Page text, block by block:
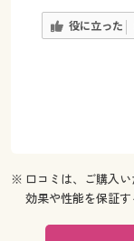
役に立った
※ 口コミは、ご購入
効果や性能を保証す